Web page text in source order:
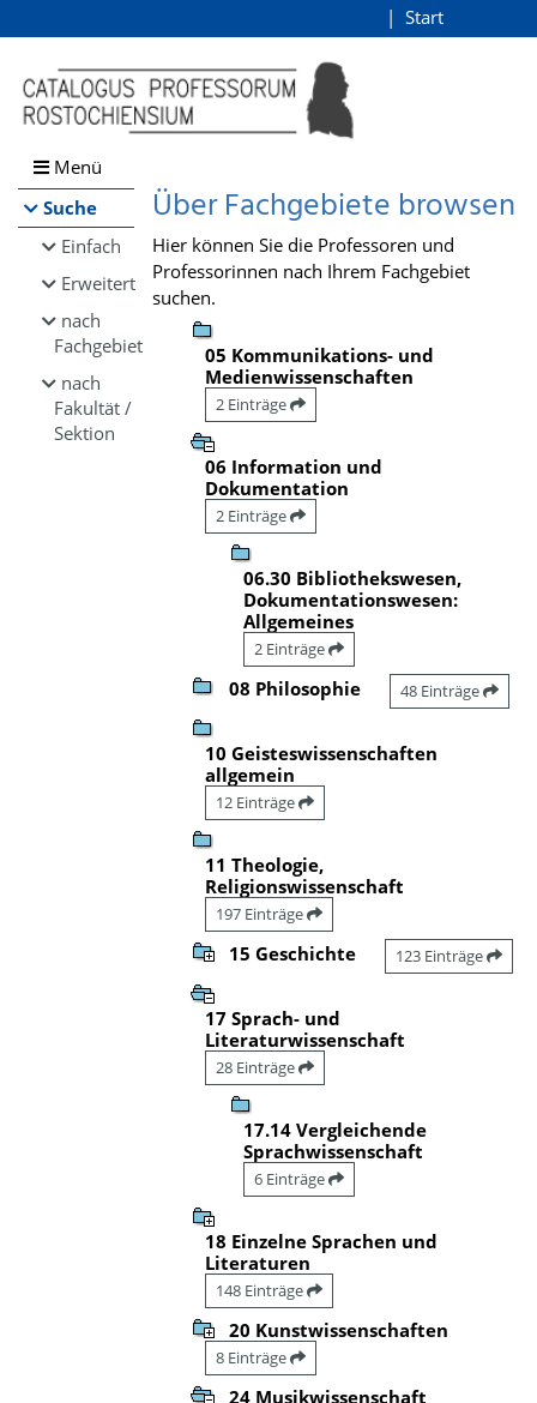
Browsen
direkt zum Inhalt
Start
Menü
Suche
Einfach
Erweitert
nach
Fachgebiet
nach
Fakultät /
Sektion
Über Fachgebiete browsen
Hier können Sie die Professoren und
Professorinnen nach Ihrem Fachgebiet
suchen.
05 Kommunikations- und
Medienwissenschaften
2 Einträge
06 Information und
Dokumentation
2 Einträge
06.30 Bibliothekswesen,
Dokumentationswesen:
Allgemeines
2 Einträge
08 Philosophie 48 Einträge
10 Geisteswissenschaften
allgemein
12 Einträge
11 Theologie,
Religionswissenschaft
197 Einträge
15 Geschichte 123 Einträge
17 Sprach- und
Literaturwissenschaft
28 Einträge
17.14 Vergleichende
Sprachwissenschaft
6 Einträge
18 Einzelne Sprachen und
Literaturen
148 Einträge
20 Kunstwissenschaften
8 Einträge
24 Musikwissenschaft